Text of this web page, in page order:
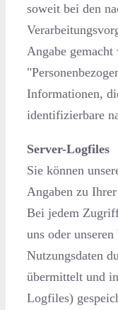
soweit bei den
Angabe gemacht
Informationen,
identifizierbare
Server-Logfiles
Sie können
Angaben zu
Bei jedem
uns oder
Nutzungsdaten
übermittelt und
Logfiles)